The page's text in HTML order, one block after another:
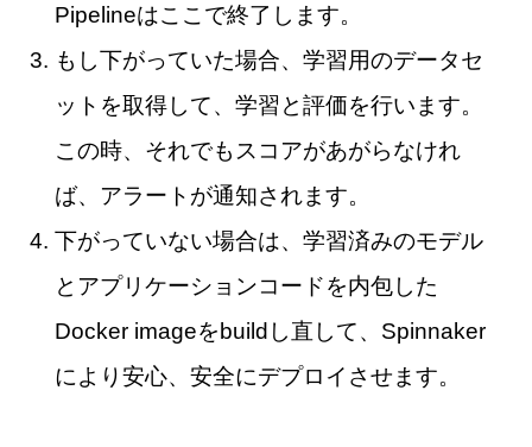
Pipelineはここで終了します。
もし下がっていた場合、学習用のデータセ
ットを取得して、学習と評価を行います。
この時、それでもスコアがあがらなけれ
ば、アラートが通知されます。
下がっていない場合は、学習済みのモデル
とアプリケーションコードを内包した
Docker imageをbuildし直して、Spinnaker
により安心、安全にデプロイさせます。